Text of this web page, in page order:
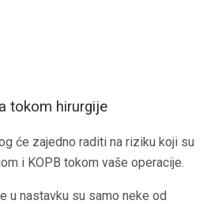
tokom hirurgije
će zajedno raditi na riziku koji su
i KOPB tokom vaše operacije.
u nastavku su samo neke od